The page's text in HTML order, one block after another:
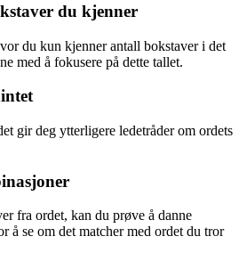
du kjenner
du kun kjenner antall bokstaver i det
med å fokusere på dette tallet.
gir deg ytterligere ledetråder om ordets
fra ordet, kan du prøve å danne
å se om det matcher med ordet du tror